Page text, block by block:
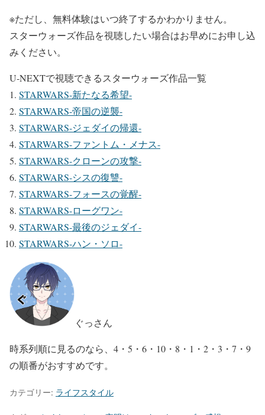
※ただし、無料体験はいつ終了するかわかりません。
スターウォーズ作品を視聴したい場合はお早めにお申し込
みください。
U-NEXTで視聴できるスターウォーズ作品一覧
STARWARS-新たなる希望-
STARWARS-帝国の逆襲-
STARWARS-ジェダイの帰還-
STARWARS-ファントム・メナス-
STARWARS-クローンの攻撃-
STARWARS-シスの復讐-
STARWARS-フォースの覚醒-
STARWARS-ローグワン-
STARWARS-最後のジェダイ-
STARWARS-ハン・ソロ-
ぐっさん
時系列順に見るのなら、4・5・6・10・8・1・2・3・7・9
の順番がおすすめです。
カテゴリー: ライフスタイル